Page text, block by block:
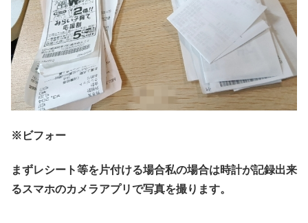
※ビフォー
まずレシート等を片付ける場合私の場合は時計が記録出来
るスマホのカメラアプリで写真を撮ります。